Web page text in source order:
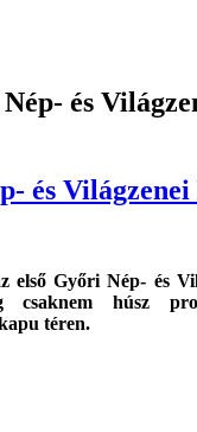
és
és Világzenei
első Győri Nép- és
csaknem húsz
téren.